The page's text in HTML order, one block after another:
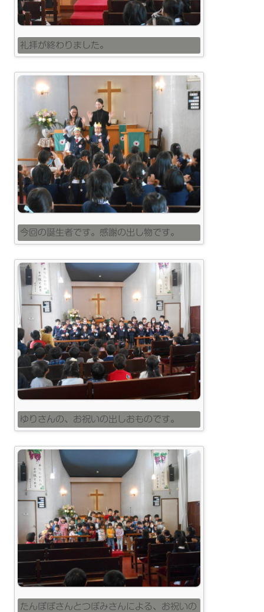
礼拝が終わりました。
今回の誕生者です。感謝の出し物です。
ゆりさんの、お祝いの出しおものです。
たんぽぽさんとつぼみさんによる、お祝いの